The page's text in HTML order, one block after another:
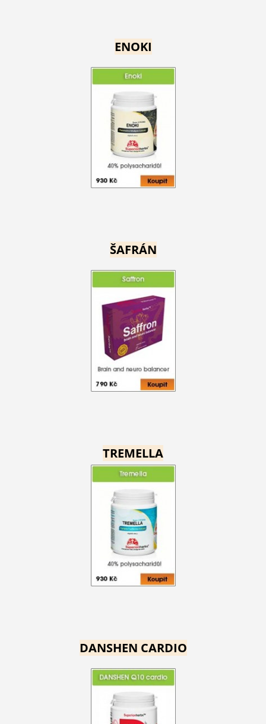
ENOKI
ŠAFRÁN
TREMELLA
DANSHEN CARDIO